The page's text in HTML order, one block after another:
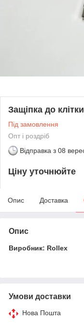
Защіпка до
Під замовлення
Опт і роздріб
Відправка з 08
Ціну уточнюйте
Опис Доставка
Опис
Виробник: Rollex
Умови доставки
Нова Пошта